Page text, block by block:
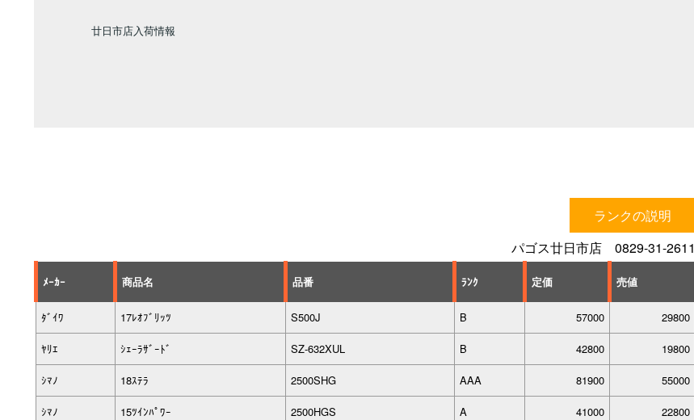
廿日市店入荷情報
ランクの説明
パゴス廿日市店 0829-31-2611
ﾒｰｶｰ 商品名 品番 ﾗﾝｸ 定価 売値
ﾀﾞｲﾜ 17ﾚｵﾌﾞﾘｯﾂ S500J B 57000 29800
ﾔﾘｴ ｼｪｰﾗｻﾞｰﾄﾞ SZ-632XUL B 42800 19800
ｼﾏﾉ 18ｽﾃﾗ 2500SHG AAA 81900 55000
ｼﾏﾉ 15ﾂｲﾝﾊﾟﾜｰ 2500HGS A 41000 22800